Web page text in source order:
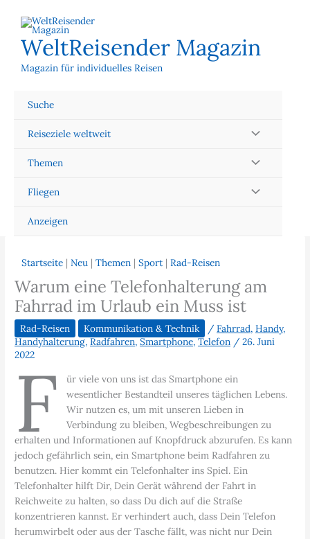
Inhalt
springenWeltReisender Magazin
Magazin für individuelles Reisen
Suche
Reiseziele weltweit
Themen
Fliegen
Anzeigen
Startseite |Neu |Themen |Sport |Rad-Reisen
Warum eine Telefonhalterung am
Fahrrad im Urlaub ein Muss ist
Rad-Reisen Kommunikation & Technik /Fahrrad,Handy,
Handyhalterung,Radfahren,Smartphone,Telefon /26. Juni
2022
F
ür viele von uns ist das Smartphone ein
wesentlicher Bestandteil unseres täglichen Lebens.
Wir nutzen es, um mit unseren Lieben in
Verbindung zu bleiben, Wegbeschreibungen zu
erhalten und Informationen auf Knopfdruck abzurufen. Es kann
jedoch gefährlich sein, ein Smartphone beim Radfahren zu
benutzen. Hier kommt ein Telefonhalter ins Spiel. Ein
Telefonhalter hilft Dir, Dein Gerät während der Fahrt in
Reichweite zu halten, so dass Du dich auf die Straße
konzentrieren kannst. Er verhindert auch, dass Dein Telefon
herumwirbelt oder aus der Tasche fällt, was nicht nur Dein